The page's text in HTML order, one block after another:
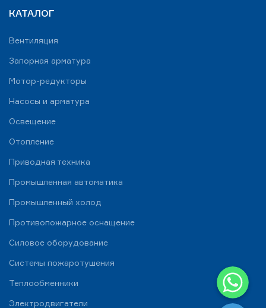
КАТАЛОГ
Вентиляция
Запорная арматура
Мотор-редукторы
Насосы и арматура
Освещение
Отопление
Приводная техника
Промышленная автоматика
Промышленный холод
Противопожарное оснащение
Силовое оборудование
Системы пожаротушения
Теплообменники
Электродвигатели
WhatsApp
Telegram